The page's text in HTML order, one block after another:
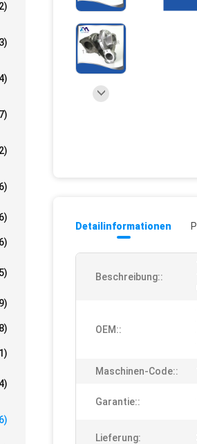
Detailinformationen
Beschreibung::
OEM::
Maschinen-Code::
Garantie::
Lieferung: